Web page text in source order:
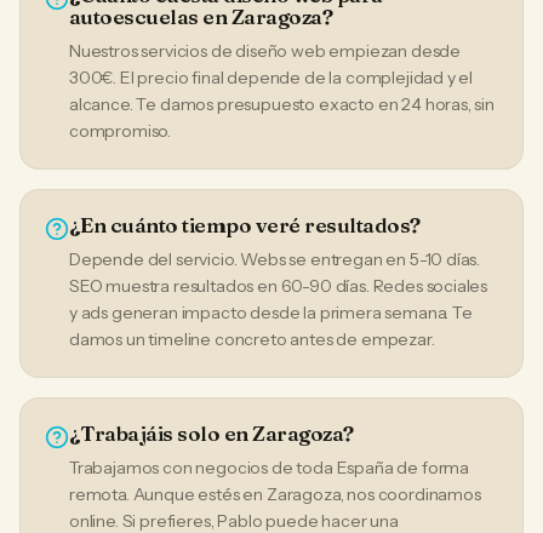
autoescuelas en Zaragoza?
Nuestros servicios de diseño web empiezan desde
300€. El precio final depende de la complejidad y el
alcance. Te damos presupuesto exacto en 24 horas, sin
compromiso.
¿En cuánto tiempo veré resultados?
Depende del servicio. Webs se entregan en 5-10 días.
SEO muestra resultados en 60-90 días. Redes sociales
y ads generan impacto desde la primera semana. Te
damos un timeline concreto antes de empezar.
¿Trabajáis solo en Zaragoza?
Trabajamos con negocios de toda España de forma
remota. Aunque estés en Zaragoza, nos coordinamos
online. Si prefieres, Pablo puede hacer una